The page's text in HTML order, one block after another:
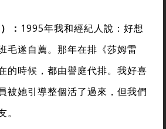
： 1995年我和經紀人說：好想
毛遂自薦。那年在排《莎姆雷
的時候，都由譽庭代排。我好喜
被她引導整個活了過來，但我們